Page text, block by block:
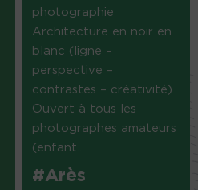
photographie
Architecture en noir en
blanc (ligne –
perspective –
contrastes – créativité)
Ouvert à tous les
photographes amateurs
(enfant...
#Arès